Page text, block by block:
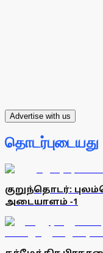
Advertise with us
தொடர்புடையது
குறுந்தொடர்:
அடையாளம் -1